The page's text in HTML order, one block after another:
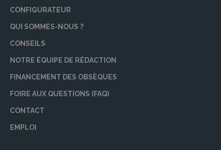
CONFIGURATEUR
QUI SOMMES-NOUS ?
CONSEILS
NOTRE ÉQUIPE DE RÉDACTION
FINANCEMENT DES OBSÈQUES
FOIRE AUX QUESTIONS (FAQ)
CONTACT
EMPLOI